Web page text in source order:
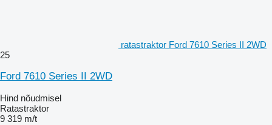
ratastraktor Ford 7610 Series II 2WD
25
Ford 7610 Series II 2WD
Hind nõudmisel
Ratastraktor
9 319 m/t